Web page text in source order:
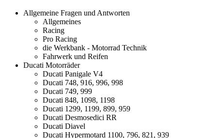
Allgemeine Fragen und Antworten
Allgemeines
Racing
Pro Racing
die Werkbank - Motorrad Technik
Fahrwerk und Reifen
Ducati Motorräder
Ducati Panigale V4
Ducati 748, 916, 996, 998
Ducati 749, 999
Ducati 848, 1098, 1198
Ducati 1299, 1199, 899, 959
Ducati Desmosedici RR
Ducati Diavel
Ducati Hypermotard 1100, 796, 821, 939